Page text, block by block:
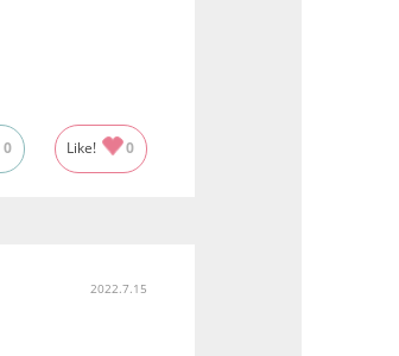
0 Like! 0
2022.7.15